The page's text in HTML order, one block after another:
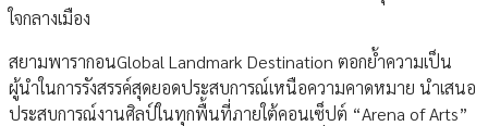
ใจกลางเมือง
สยามพารากอนGlobal Landmark Destination ตอกย้ำความเป็น
ผู้นำในการรังสรรค์สุดยอดประสบการณ์เหนือความคาดหมาย นำเสนอ
ประสบการณ์งานศิลป์ในทุกพื้นที่ภายใต้คอนเซ็ปต์ “Arena of Arts”